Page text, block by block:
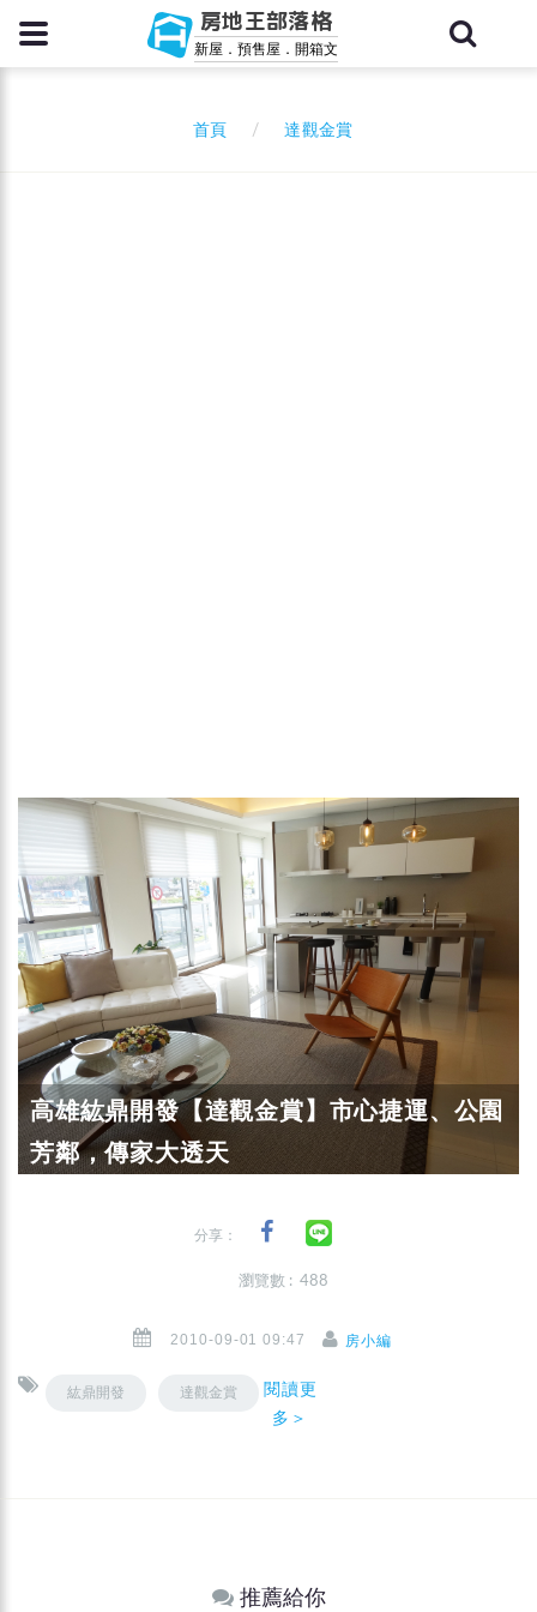
房地王部落格
新屋．預售屋．開箱文
首頁 達觀金賞
高雄紘鼎開發【達觀金賞】市心捷運、公園
芳鄰，傳家大透天
分享：
瀏覽數 : 488
2010-09-01 09:47 房小編
紘鼎開發 達觀金賞
閱讀更
多＞
推薦給你